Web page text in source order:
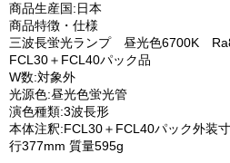
商品生産国:日本
商品特徴・仕様
三波長蛍光ランプ 昼光色6700K
FCL30＋FCL40パック品
W数:対象外
光源色:昼光色蛍光管
演色種類:3波長形
本体注釈:FCL30＋FCL40パック外装
行377mm 質量595g